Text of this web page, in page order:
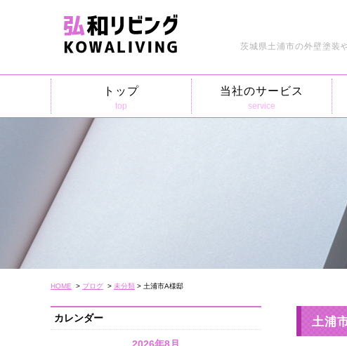
茨城県土浦市の外壁塗装
トップ
top
当社のサービス
service
HOME > ブログ > 未分類 > 土浦市A様邸
土浦
カレンダー